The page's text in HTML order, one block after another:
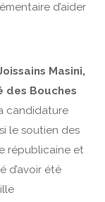
d’aider
Masini,
des Bouches
candidature
le soutien des
républicaine et
d’avoir été